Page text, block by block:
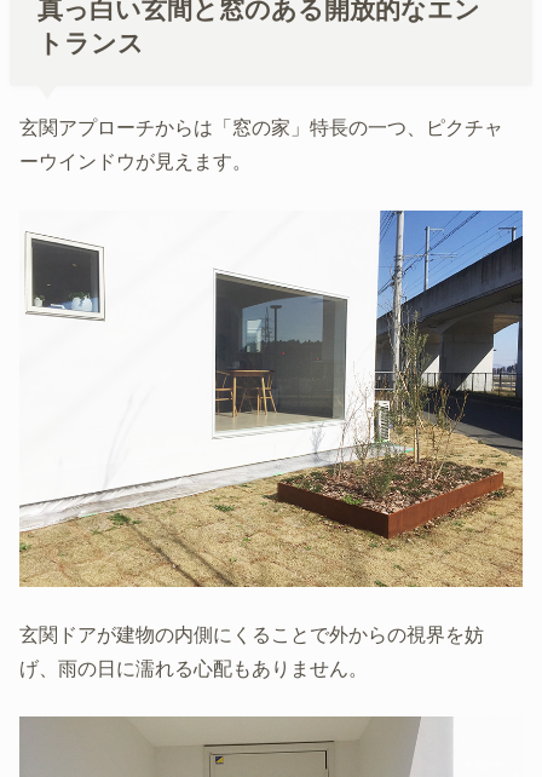
真っ白い玄間と窓のある開放的なエン
トランス
玄関アプローチからは「窓の家」特長の一つ、ピクチャ
ーウインドウが見えます。
玄関ドアが建物の内側にくることで外からの視界を妨
げ、雨の日に濡れる心配もありません。